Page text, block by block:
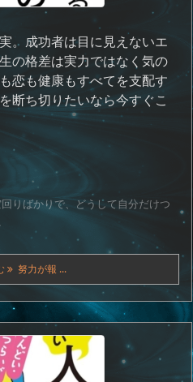
。成功者は目に見えないエ
の格差は実力ではなく気の
恋も健康もすべてを支配す
断ち切りたいなら今すぐこ
りばかりで、どうして自分だけつ
努力が報 ...